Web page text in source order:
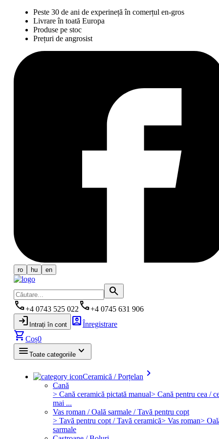
Peste 30 de ani de experineță în comerțul en-gros
Livrare în toată Europa
Produse pe stoc
Prețuri de angrosist
ro hu en
search
phone+4 0743 525 022 phone+4 0745 631 906
login Intrați în cont account_boxÎnregistrare
shopping_cartCoș0
menu Toate categoriile keyboard_arrow_down
Ceramică / Porțelan keyboard_arrow_right
Cană
> Cană ceramică pictată manual> Cană pentru cea /
mai ...
Vas roman / Oală sarmale / Tavă pentru copt
> Tavă pentru copt / Tavă ceramică> Vas roman>
sarmale